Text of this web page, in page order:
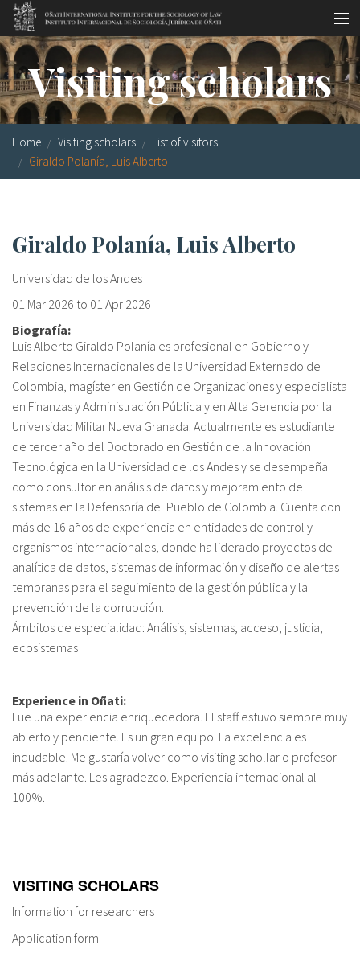
Skip to main content
Socio-legal Master
Workshops
Visiting scholars
Library
Research
Our staff
About IISL Antia Residence FAQ Oñati
Calendar Photo gallery
es
eu
en
Visiting scholars
Home Visiting scholars
List of visitors
Giraldo Polanía, Luis Alberto
Giraldo Polanía, Luis Alberto
Universidad de los Andes
01 Mar 2026 to 01 Apr 2026
Biografía:
Luis Alberto Giraldo Polanía es profesional en Gobierno y
Relaciones Internacionales de la Universidad Externado de
Colombia, magíster en Gestión de Organizaciones y especialista
en Finanzas y Administración Pública y en Alta Gerencia por la
Universidad Militar Nueva Granada. Actualmente es estudiante
de tercer año del Doctorado en Gestión de la Innovación
Tecnológica en la Universidad de los Andes y se desempeña
como consultor en análisis de datos y mejoramiento de
sistemas en la Defensoría del Pueblo de Colombia. Cuenta con
más de 16 años de experiencia en entidades de control y
organismos internacionales, donde ha liderado proyectos de
analítica de datos, sistemas de información y diseño de alertas
tempranas para el seguimiento de la gestión pública y la
prevención de la corrupción.
Ámbitos de especialidad: Análisis, sistemas, acceso, justicia,
ecosistemas
Experience in Oñati:
Fue una experiencia enriquecedora. El staff estuvo siempre muy
abierto y pendiente. Es un gran equipo. La excelencia es
indudable. Me gustaría volver como visiting schollar o profesor
más adelante. Les agradezco. Experiencia internacional al
100%.
VISITING SCHOLARS
Information for researchers
Application form